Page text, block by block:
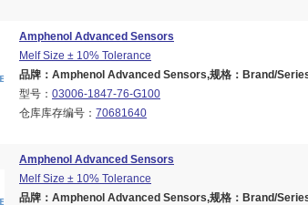
Amphenol Advanced Sensors
Melf Size ± 10% Tolerance
品牌：Amphenol Advanced Sensors,规格：Brand/
型号： 03006-1847-76-G100
仓库库存编号： 70681640
Amphenol Advanced Sensors
Melf Size ± 10% Tolerance
品牌：Amphenol Advanced Sensors,规格：Brand/